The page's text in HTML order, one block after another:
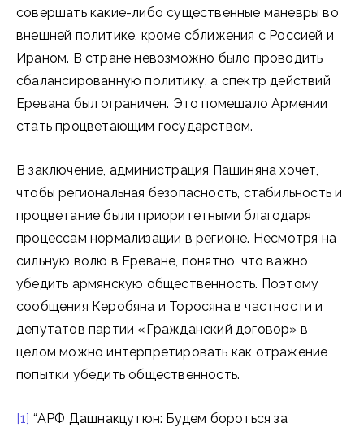
совершать какие-либо существенные маневры во
внешней политике, кроме сближения с Россией и
Ираном. В стране невозможно было проводить
сбалансированную политику, а спектр действий
Еревана был ограничен. Это помешало Армении
стать процветающим государством.
В заключение, администрация Пашиняна хочет,
чтобы региональная безопасность, стабильность и
процветание были приоритетными благодаря
процессам нормализации в регионе. Несмотря на
сильную волю в Ереване, понятно, что важно
убедить армянскую общественность. Поэтому
сообщения Керобяна и Торосяна в частности и
депутатов партии «Гражданский договор» в
целом можно интерпретировать как отражение
попытки убедить общественность.
[1] “АРФ Дашнакцутюн: Будем бороться за